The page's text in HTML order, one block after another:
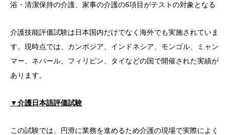
浴・清潔保持の介護、家事の介護の6項目がテストの対象となる
介護技能評価試験は日本国内だけでなく海外でも実施されていま
す。現時点では、カンボジア、インドネシア、モンゴル、ミャン
マー、ネパール、フィリピン、タイなどの国で開催された実績が
あります。
▼介護日本語評価試験
この試験では、円滑に業務を進めるため介護の現場で実際によく